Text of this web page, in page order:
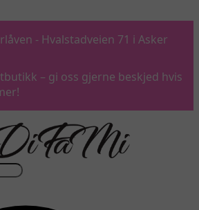
57 899
– gi oss gjerne beskjed hvis